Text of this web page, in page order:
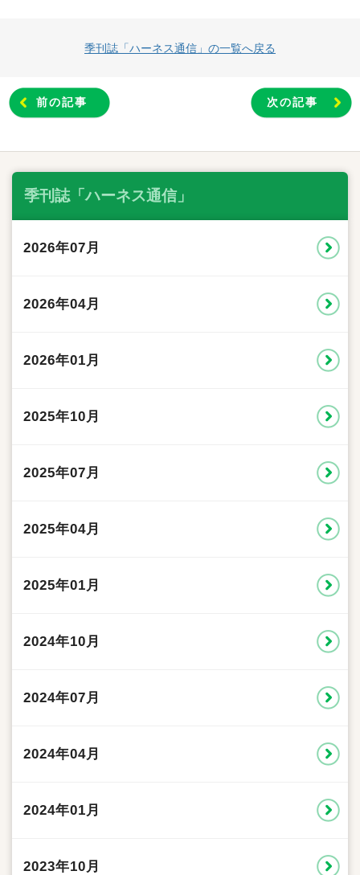
前の記事
季刊誌「ハーネス通信」の一覧へ戻る
次の記事
季刊誌「ハーネス通信」
2026年07月
2026年04月
2026年01月
2025年10月
2025年07月
2025年04月
2025年01月
2024年10月
2024年07月
2024年04月
2024年01月
2023年10月